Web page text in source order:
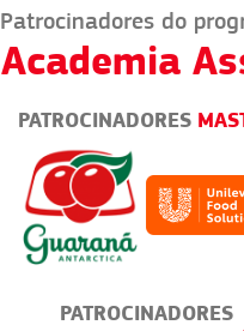
Patrocinadores do
Academia
PATROCINADORES
PATROCINADORES